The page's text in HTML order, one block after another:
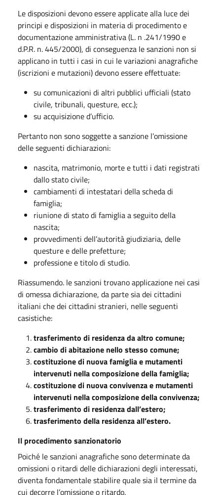
Le disposizioni devono essere applicate alla luce dei
principi e disposizioni in materia di procedimento e
documentazione amministrativa (L. n .241/1990 e
d.P.R. n. 445/2000), di conseguenza le sanzioni non si
applicano in tutti i casi in cui le variazioni anagrafiche
(iscrizioni e mutazioni) devono essere effettuate:
su comunicazioni di altri pubblici ufficiali (stato
civile, tribunali, questure, ecc.);
su acquisizione d’ufficio.
Pertanto non sono soggette a sanzione l’omissione
delle seguenti dichiarazioni:
nascita, matrimonio, morte e tutti i dati registrati
dallo stato civile;
cambiamenti di intestatari della scheda di
famiglia;
riunione di stato di famiglia a seguito della
nascita;
provvedimenti dell’autorità giudiziaria, delle
questure e delle prefetture;
professione e titolo di studio.
Riassumendo. le sanzioni trovano applicazione nei casi
di omessa dichiarazione, da parte sia dei cittadini
italiani che dei cittadini stranieri, nelle seguenti
casistiche:
trasferimento di residenza da altro comune;
cambio di abitazione nello stesso comune;
costituzione di nuova famiglia e mutamenti
intervenuti nella composizione della famiglia;
costituzione di nuova convivenza e mutamenti
intervenuti nella composizione della convivenza;
trasferimento di residenza dall’estero;
trasferimento della residenza all’estero.
Il procedimento sanzionatorio
Poiché le sanzioni anagrafiche sono determinate da
omissioni o ritardi delle dichiarazioni degli interessati,
diventa fondamentale stabilire quale sia il termine da
cui decorre l’omissione o ritardo.